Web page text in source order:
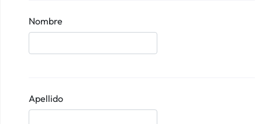
Nombre
Apellido